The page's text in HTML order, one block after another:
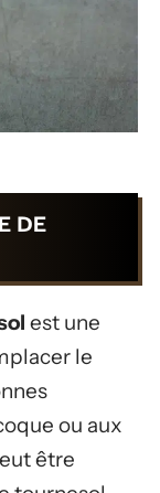
DE
est une
le
ou aux
être